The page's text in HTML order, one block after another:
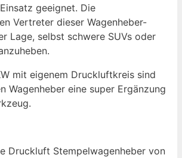
geeignet. Die
Vertreter dieser Wagenheber-
Lage, selbst schwere SUVs oder
mit eigenem Druckluftkreis sind
Wagenheber eine super Ergänzung
Druckluft Stempelwagenheber von